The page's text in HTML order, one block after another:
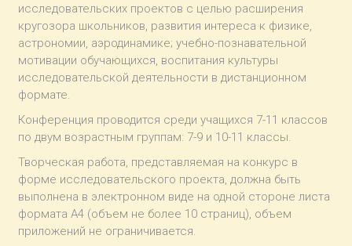
исследовательских проектов с целью расширения
кругозора школьников, развития интереса к физике,
астрономии, аэродинамике; учебно-познавательной
мотивации обучающихся, воспитания культуры
исследовательской деятельности в дистанционном
формате.
Конференция проводится среди учащихся 7-11 классов
по двум возрастным группам: 7-9 и 10-11 классы.
Творческая работа, представляемая на конкурс в
форме исследовательского проекта, должна быть
выполнена в электронном виде на одной стороне листа
формата А4 (объем не более 10 страниц), объем
приложений не ограничивается.